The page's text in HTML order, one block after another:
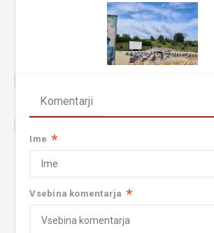
Komentarji
Ime *
Vsebina komentarja *